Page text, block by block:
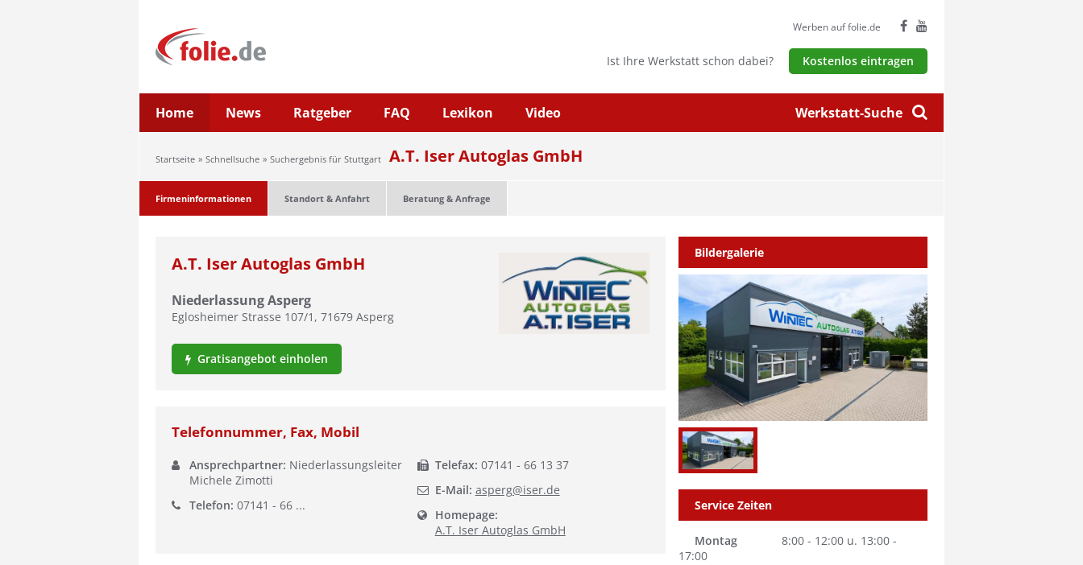
Werkstatt-Suche
Werben auf folie.de
Ist Ihre Werkstatt schon dabei? Kostenlos eintragen
Home News Ratgeber FAQ Lexikon Video
Startseite Schnellsuche Suchergebnis für Stuttgart A.T. Iser Autoglas GmbH
Firmeninformationen Standort & Anfahrt Beratung & Anfrage
A.T. Iser Autoglas GmbH
Niederlassung Asperg
Eglosheimer Strasse 107/1 , 71679 Asperg
Gratisangebot einholen
Telefonnummer, Fax, Mobil
Ansprechpartner: Niederlassungsleiter
Michele Zimotti
Telefon: 07141 - 66 ...
Telefax: 07141 - 66 13 37
E-Mail: asperg@iser.de
Homepage:
A.T. Iser Autoglas GmbH
Bildergalerie
Service Zeiten
Montag
8:00 - 12:00 u. 13:00 -
17:00